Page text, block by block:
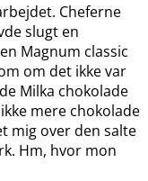
Cheferne
slugt en
Magnum classic
om det ikke var
Milka chokolade
mere chokolade
mig over den salte
Hm, hvor mon